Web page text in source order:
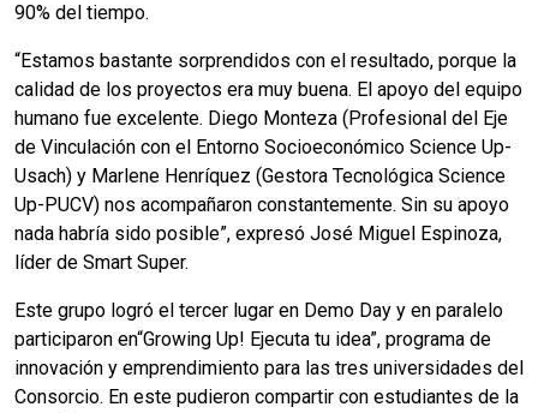
90% del tiempo.
“Estamos bastante sorprendidos con el resultado, porque la
calidad de los proyectos era muy buena. El apoyo del equipo
humano fue excelente. Diego Monteza (Profesional del Eje
de Vinculación con el Entorno Socioeconómico Science Up-
Usach) y Marlene Henríquez (Gestora Tecnológica Science
Up-PUCV) nos acompañaron constantemente. Sin su apoyo
nada habría sido posible”, expresó José Miguel Espinoza,
líder de Smart Super.
Este grupo logró el tercer lugar en Demo Day y en paralelo
participaron en“Growing Up! Ejecuta tu idea”, programa de
innovación y emprendimiento para las tres universidades del
Consorcio. En este pudieron compartir con estudiantes de la